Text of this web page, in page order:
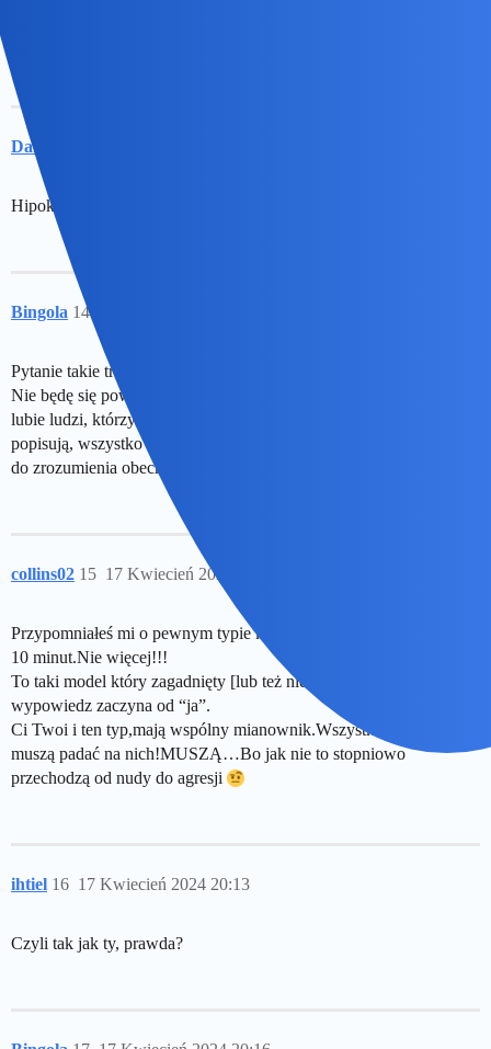
Daniel86
Hipokryzji i zdrady.
Bingola 14
Pytanie takie trochę oczywiste, bo co można wpisać?
Nie będę się powtarzał po poprzednikach. Powiem, że bardzo nie
lubie ludzi, którzy zjedli wszystkie rozumy, w towarzystwie się
popisują, wszystko wiedzą, wszystkich znają, wszędzie byli, dając
do zrozumienia obecnym jak bardzo mali są przy nich.
collins02 17 Kwiecień 2024 20:11
15
Przypomniałeś mi o pewnym typie ktorego towarzystwo znoszę ok.
10 minut.Nie więcej!!!
To taki model który zagadnięty [lub też nie] każdą swoją
wypowiedz zaczyna od “ja”.
Ci Twoi i ten typ,mają wspólny mianownik.Wszystkie światła
muszą padać na nich!MUSZĄ…Bo jak nie to stopniowo
przechodzą od nudy do agresji
ihtiel 17 Kwiecień 2024 20:13
16
Czyli tak jak ty, prawda?